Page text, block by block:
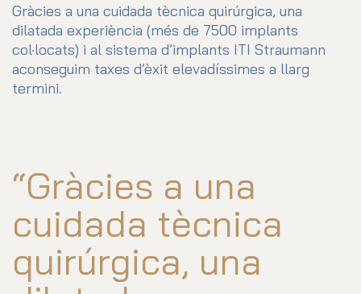
Gràcies a una cuidada tècnica quirúrgica, una
dilatada experiència (més de 7500 implants
col·locats) i al sistema d’implants ITI Straumann
aconseguim taxes d’èxit elevadíssimes a llarg
termini.
“Gràcies a una
cuidada tècnica
quirúrgica, una